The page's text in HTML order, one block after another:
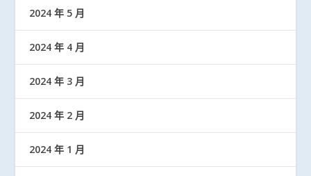
2024 年 5 月
2024 年 4 月
2024 年 3 月
2024 年 2 月
2024 年 1 月